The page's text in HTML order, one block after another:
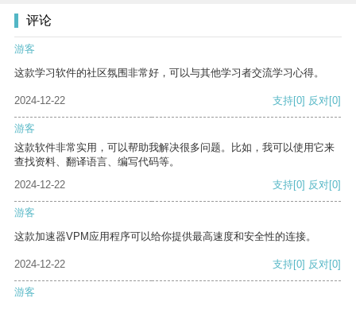
评论
游客
这款学习软件的社区氛围非常好，可以与其他学习者交流学习心得。
2024-12-22 支持[0] 反对[0]
游客
这款软件非常实用，可以帮助我解决很多问题。比如，我可以使用它来
查找资料、翻译语言、编写代码等。
2024-12-22
支持[0] 反对[0]
游客
这款加速器VPM应用程序可以给你提供最高速度和安全性的连接。
2024-12-22 支持[0] 反对[0]
游客